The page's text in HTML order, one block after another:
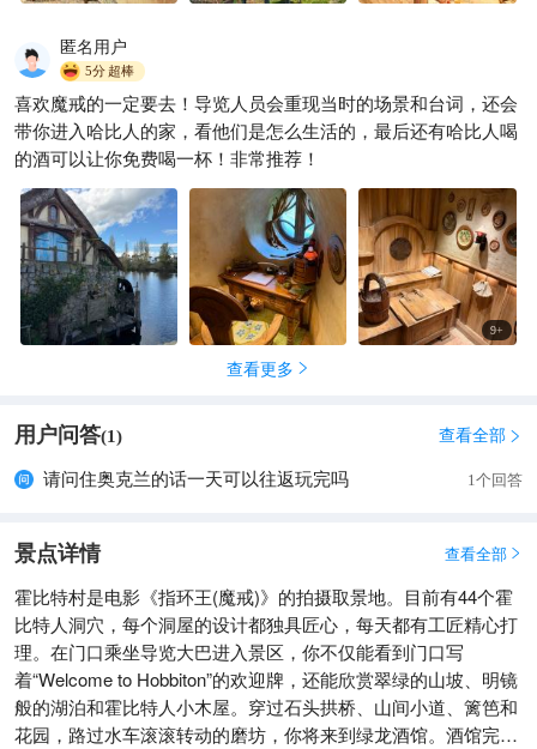
尔博·巴金斯的家门口拍照，都让人激动不已。这里不仅仅是简
单的观光，更是一次沉浸式的体验，让人仿佛成为了霍比特人世
界的一部分。 性价比 (3/5) 就性价比而言，霍比屯的门票价格相
对较高。虽然包含了导游服务和一杯绿龙酒馆的饮品，但对于预
算有限的游客来说，这可能是一笔不小的开销。考虑到其独特的
这笔投资是值得的，因为它提供了一次无与伦比的体验。然而，
如果只是纯粹的自然风光爱好者，可能会觉得性价比略低。总的
来说，这是一次值得的朝圣之旅，但建议提前规划预算。
匿名用户
5分超棒
喜欢魔戒的一定要去！导览人员会重现当时的场景和台词，还会
带你进入哈比人的家，看他们是怎么生活的，最后还有哈比人喝
的酒可以让你免费喝一杯！非常推荐！
9+
查看更多 
用户问答(1) 查看全部 
请问住奥克兰的话一天可以往返玩完吗 1个回答
景点详情 查看全部 
霍比特村是电影《指环王(魔戒)》的拍摄取景地。目前有44个霍
比特人洞穴，每个洞屋的设计都独具匠心，每天都有工匠精心打
理。在门口乘坐导览大巴进入景区，你不仅能看到门口写
着“Welcome to Hobbiton”的欢迎牌，还能欣赏翠绿的山坡、明镜
般的湖泊和霍比特人小木屋。穿过石头拱桥、山间小道、篱笆和
花园，路过水车滚滚转动的磨坊，你将来到绿龙酒馆。酒馆完全